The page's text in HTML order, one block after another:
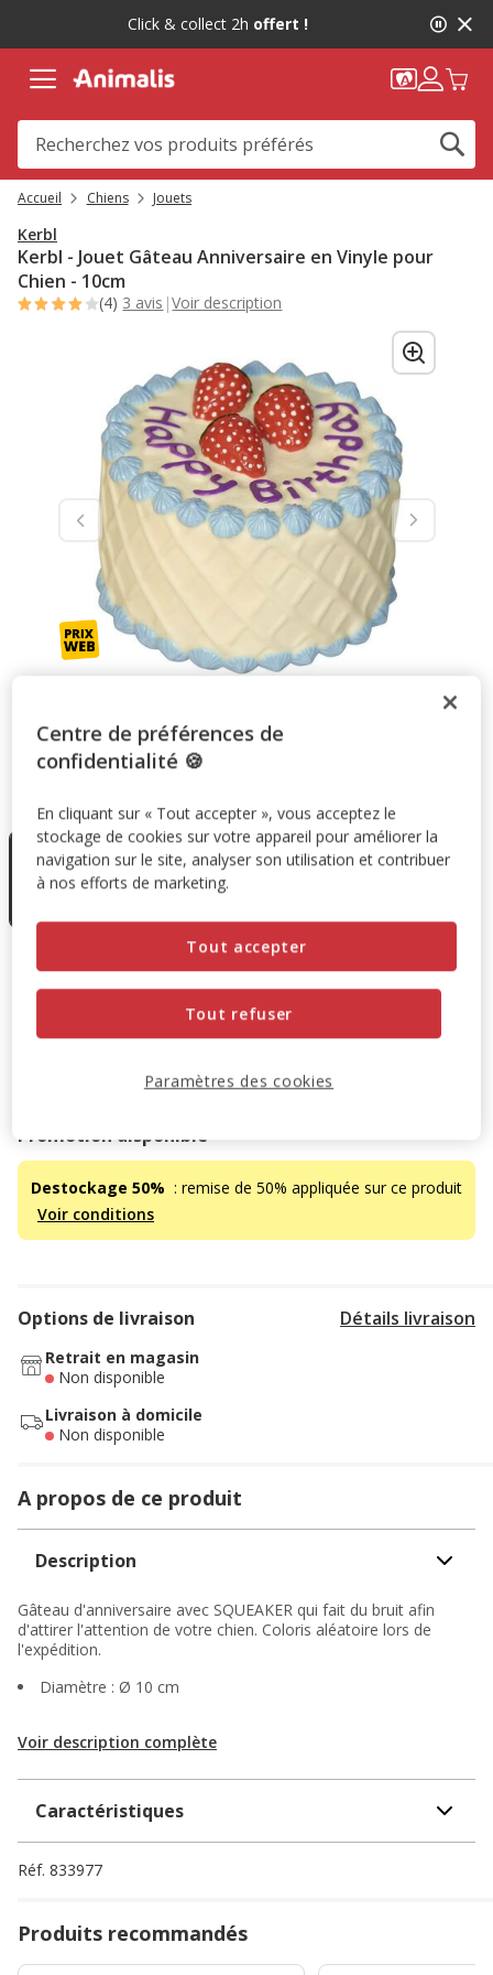
message,
Click & collect 2h offert !
Accueil Chiens Jouets
Kerbl
Kerbl - Jouet Gâteau Anniversaire en Vinyle pour
Chien - 10cm
(4) 3 avis |Voir description
10cm
En rupture
de stock
3.50€
Promotion disponible
Destockage 50% : remise de 50% appliquée sur ce produit
Voir conditions
Prix antérieur 3.50€, Vous économisez 50%, Prix final
3.50€
1.75€
Temporairement en rupture de stock
Découvrir des produits similaires
Options de livraison Détails livraison
Retrait en magasin
Non disponible
Livraison à domicile
Non disponible
A propos de ce produit
Description
Gâteau d'anniversaire avec SQUEAKER qui fait du bruit afin
d'attirer l'attention de votre chien. Coloris aléatoire lors de
l'expédition.
Diamètre : Ø 10 cm
Voir description complète
Caractéristiques
Réf. 833977
Produits recommandés
Centre de préférences de
confidentialité 🍪
En cliquant sur « Tout accepter », vous acceptez le
stockage de cookies sur votre appareil pour améliorer la
navigation sur le site, analyser son utilisation et contribuer
à nos efforts de marketing.
Tout refuser
Tout accepter
Paramètres des cookies